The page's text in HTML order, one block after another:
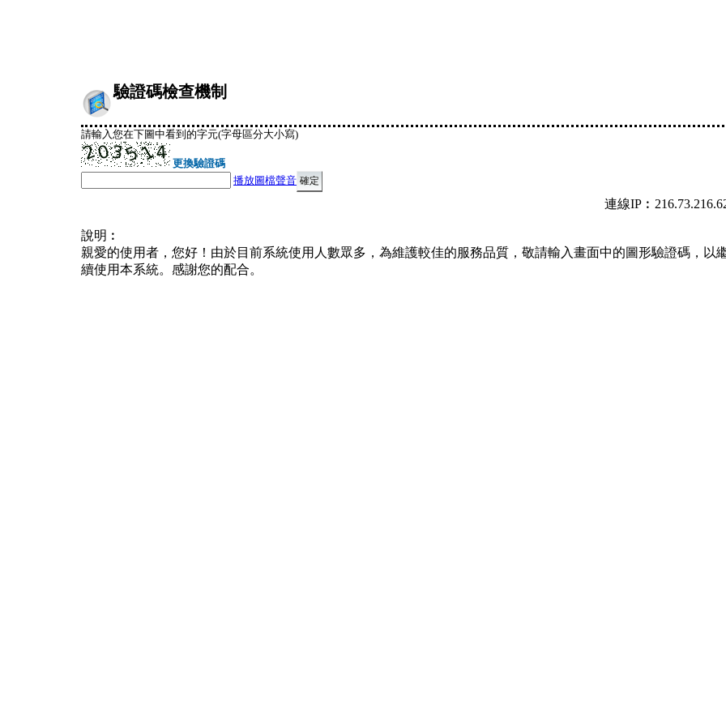
驗證碼檢查機制
請輸入您在下圖中看到的字元(字母區分大小寫)
更換驗證碼
播放圖檔聲音
連線
說明︰
親愛的使用者，您好！由於目前系統使用人數眾多，為維護較佳的服務品質，敬請輸入畫面中的圖形驗證碼，以
續使用本系統。感謝您的配合。